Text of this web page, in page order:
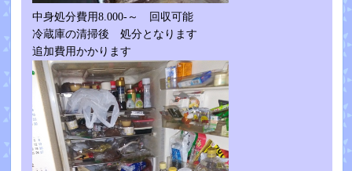
中身処分費用8.000-～ 回収可能
冷蔵庫の清掃後 処分となります
追加費用かかります